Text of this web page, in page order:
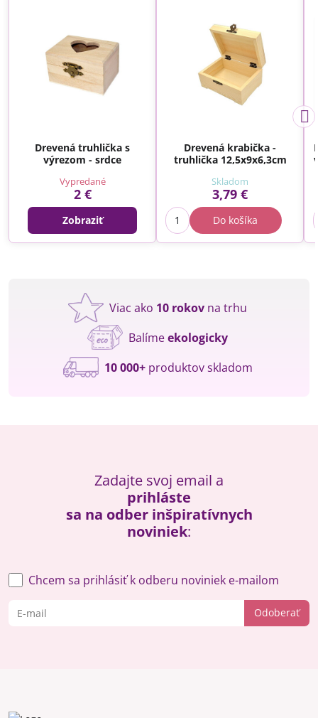
Drevená truhlička s
výrezom - srdce
Vypredané
2 €
Zobraziť
Drevená krabička -
truhlička 12,5x9x6,3cm
Skladom
3,79 €
Do košíka
Viac ako 10 rokov na trhu
Balímeekologicky
10 000+produktov skladom
Zadajte svoj email a
prihláste
sa na odber inšpiratívnych
noviniek:
Odoberať
Chcem sa prihlásiť k odberu noviniek e-mailom